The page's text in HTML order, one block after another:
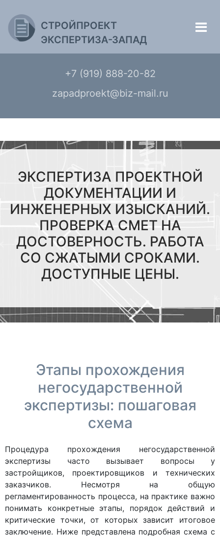
СТРОЙПРОЕКТ
ЭКСПЕРТИЗА-ЗАПАД
+7 (919) 888-20-82
zapadproekt@biz-mail.ru
ЭКСПЕРТИЗА ПРОЕКТНОЙ
ДОКУМЕНТАЦИИ И
ИНЖЕНЕРНЫХ ИЗЫСКАНИЙ.
ПРОВЕРКА СМЕТ НА
ДОСТОВЕРНОСТЬ. РАБОТА
СО СЖАТЫМИ СРОКАМИ.
ДОСТУПНЫЕ ЦЕНЫ.
Этапы прохождения
негосударственной
экспертизы: пошаговая
схема
Процедура прохождения негосударственной
экспертизы часто вызывает вопросы у
застройщиков, проектировщиков и технических
заказчиков. Несмотря на общую
регламентированность процесса, на практике важно
понимать конкретные этапы, порядок действий и
критические точки, от которых зависит итоговое
заключение. Ниже представлена подробная схема с